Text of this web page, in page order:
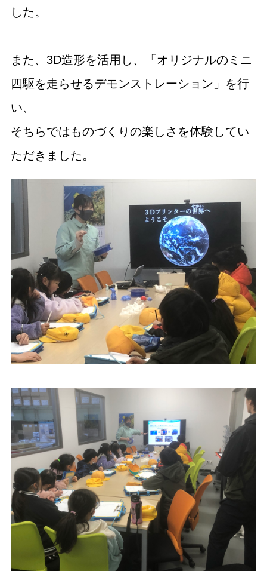
した。
また、3D造形を活用し、「オリジナルのミニ
四駆を走らせるデモンストレーション」を行
い、
そちらではものづくりの楽しさを体験してい
ただきました。